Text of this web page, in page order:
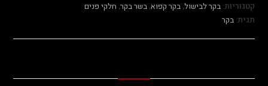
קטגוריות:בקר לבישול,בקר קפוא,בשר בקר, חלקי פנים
תגית:בקר